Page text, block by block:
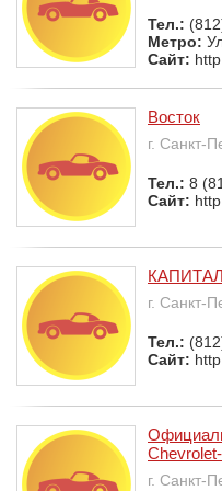
Тел.:
Метро:
Сайт:
Восток
г. Санкт-
Тел.: 8
Сайт:
г. Санкт-
Тел.:
Сайт:
г. Санкт-